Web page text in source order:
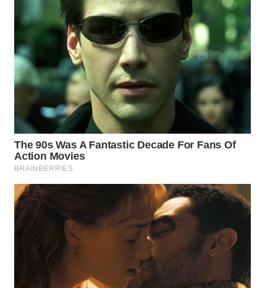
KARO
WN
SIMALUNGUN
WN
TAPANULI
TENGAH